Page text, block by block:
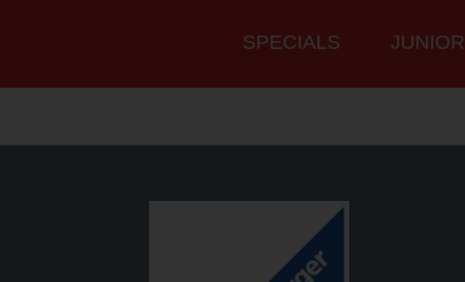
Hauptmenü
SPECIALS JUNIOR